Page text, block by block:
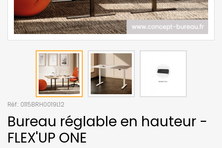
Réf.: 0115BRH0019L12
Bureau réglable en hauteur -
FLEX'UP ONE